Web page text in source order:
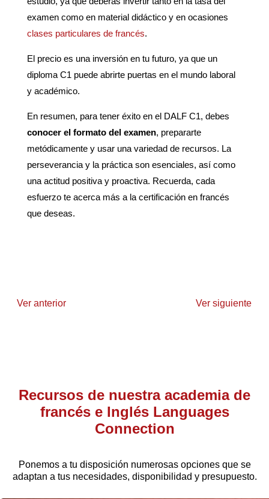
examen como en material didáctico y en ocasiones
clases particulares de francés.
El precio es una inversión en tu futuro, ya que un
diploma C1 puede abrirte puertas en el mundo laboral
y académico.
En resumen, para tener éxito en el DALF C1, debes
conocer el formato del examen, prepararte
metódicamente y usar una variedad de recursos. La
perseverancia y la práctica son esenciales, así como
una actitud positiva y proactiva. Recuerda, cada
esfuerzo te acerca más a la certificación en francés
que deseas.
Ver anterior Ver siguiente
Recursos de nuestra academia de
francés e Inglés Languages
Connection
Ponemos a tu disposición numerosas opciones que se
adaptan a tus necesidades, disponibilidad y presupuesto.